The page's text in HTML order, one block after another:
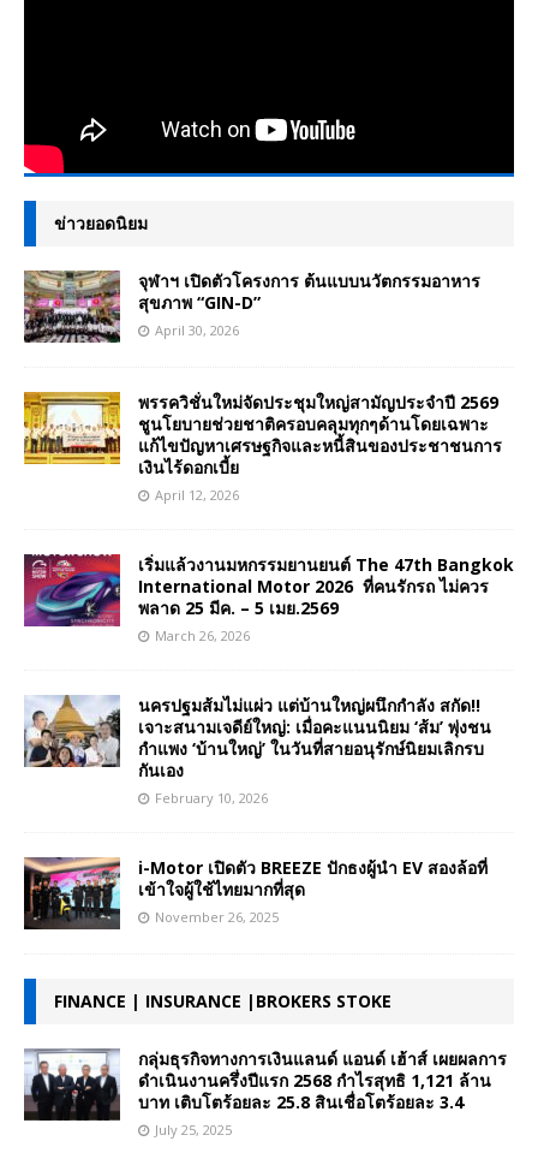
ข่าวยอดนิยม
จุฬาฯ เปิดตัวโครงการ ต้นแบบนวัตกรรมอาหาร
สุขภาพ “GIN-D”
April 30, 2026
พรรควิชั่นใหม่จัดประชุมใหญ่สามัญประจำปี 2569
ชูนโยบายช่วยชาติครอบคลุมทุกๆด้านโดยเฉพาะ
แก้ไขปัญหาเศรษฐกิจและหนี้สินของประชาชนการ
เงินไร้ดอกเบี้ย
April 12, 2026
เริ่มแล้วงานมหกรรมยานยนต์ The 47th Bangkok
International Motor 2026 ที่คนรักรถ ไม่ควร
พลาด 25 มีค. – 5 เมย.2569
March 26, 2026
นครปฐมส้มไม่แผ่ว แต่บ้านใหญ่ผนึกกำลัง สกัด!!
เจาะสนามเจดีย์ใหญ่: เมื่อคะแนนนิยม ‘ส้ม’ พุ่งชน
กำแพง ‘บ้านใหญ่’ ในวันที่สายอนุรักษ์นิยมเลิกรบ
กันเอง
February 10, 2026
i-Motor เปิดตัว BREEZE ปักธงผู้นำ EV สองล้อที่
เข้าใจผู้ใช้ไทยมากที่สุด
November 26, 2025
FINANCE | INSURANCE |BROKERS STOKE
กลุ่มธุรกิจทางการเงินแลนด์ แอนด์ เฮ้าส์ เผยผลการ
ดำเนินงานครึ่งปีแรก 2568 กำไรสุทธิ 1,121 ล้าน
บาท เติบโตร้อยละ 25.8 สินเชื่อโตร้อยละ 3.4
July 25, 2025